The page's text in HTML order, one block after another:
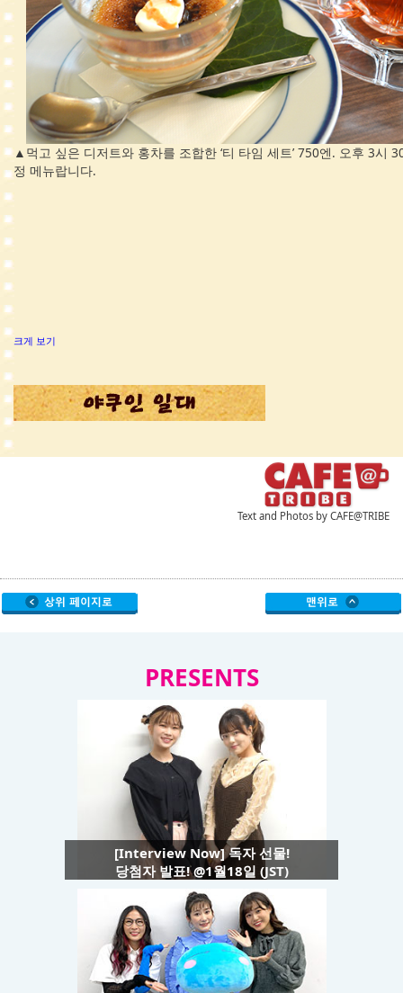
▲먹고 싶은 디저트와 홍차를 조합한 ‘티 타임 세트’ 750엔. 오후 3시
정 메뉴랍니다.
크게 보기
Text and Photos by CAFE@TRIBE
PRESENTS
[Interview Now] 독자 선물!
당첨자 발표! @1월18일 (JST)